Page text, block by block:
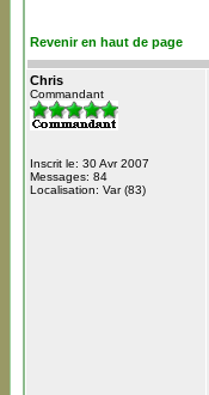
Revenir en haut de page
Chris
Commandant
Inscrit le: 30 Avr 2007
Messages: 84
Localisation: Var (83)